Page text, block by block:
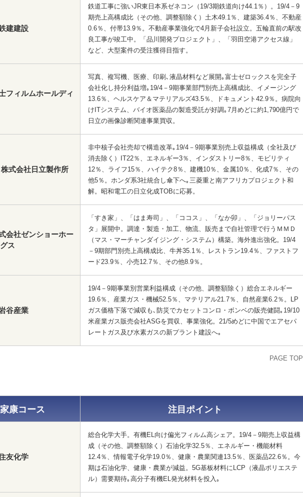
建建設
鉄道工事に強いJR東日本系ゼネコン（19/3期鉄道向け44.1％）。19/4－9
期売上高構成比（その他、調整額除く）土木49.1％、建築36.4％、不動産
0.6％、付帯13.9％。不動産事業強化で4月新子会社設立。五輪直前の駅改
良工事が竣工中。「品川開発プロジェクト」、「羽田空港アクセス線」
など、大型案件の受注獲得目指す。
フィルムホールディ
写真、複写機、医療、印刷､液晶材料など展開｡富士ゼロックスを完全子
会社化し持分利益増｡19/4－9期事業部門別売上高構成比、イメージング
13.6％、ヘルスケア＆マテリアルズ43.5％、ドキュメント42.9％。病院向
けITシステム、バイオ医薬品の製造受託が好調｡7月めどに約1,790億円で
日立の画像診断関連事業買収。
株式会社日立製作所
非中核子会社売却で構造改革｡19/4－9期事業別売上収益構成（全社及び
消去除く）IT22％、エネルギー3％、インダストリー8％、モビリティ
12％、ライフ15％、ハイテク8％、建機10％、金属10％、化成7％、その
他5％。ホンダ系3社統合し傘下へ｡三菱重と南アフリカプロジェクト和
解。昭和電工の日立化成TOBに応募。
会社ゼンショーホー
ス
「すき家」、「はま寿司」、「ココス」、「なか卯」、「ジョリーパス
タ」展開中。調達・製造・加工、物流、販売まで自社管理で行うＭＭＤ
（マス・マーチャンダイジング・システム）構築。海外進出強化。19/4
－9期部門別売上高構成比、牛丼35.1％、レストラン19.4％、ファストフ
ード23.9％、小売12.7％、その他8.9％。
谷産業
19/4－9期事業別営業利益構成（その他、調整額除く）総合エネルギー
19.6％、産業ガス・機械52.5％、マテリアル21.7％、自然産業6.2％。LP
ガス価格下落で減収も､防災でカセットコンロ・ボンベの販売健闘｡19/10
米産業ガス販売会社ASGを買収、事業強化。21/5めどに中国でエアセパ
レートガス及び水素ガスの新プラント建設へ｡
PAGE TOP
家康コース 注目ポイント
友化学
総合化学大手。有機EL向け偏光フィルム高シェア。19/4－9期売上収益構
成（その他、調整額除く）石油化学32.5％、エネルギー・機能材料
12.4％、情報電子化学19.0％、健康・農業関連13.5％、医薬品22.6％。今
期は石油化学、健康・農業が減益。5G基板材料にLCP（液晶ポリエステ
ル）需要期待｡高分子有機EL発光材料を投入｡